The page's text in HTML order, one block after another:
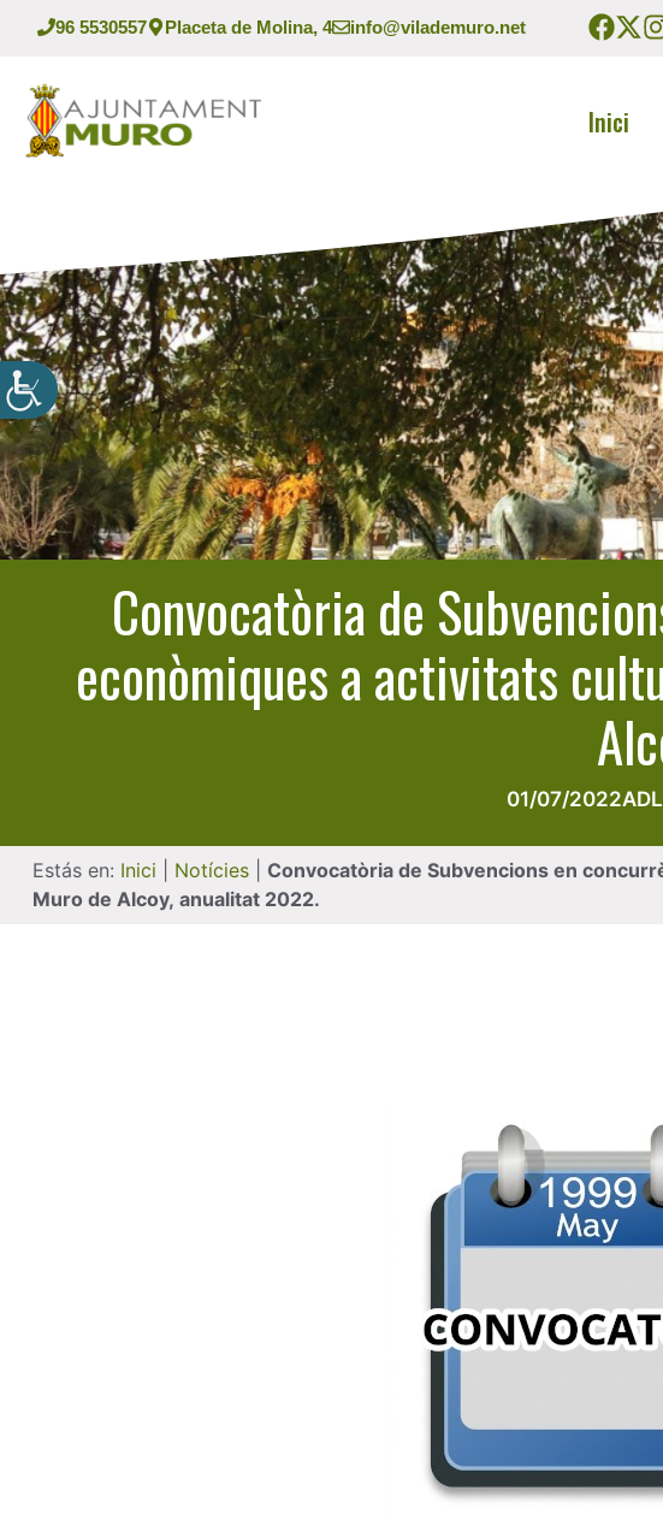
96 5530557 Placeta de Molina, 4 info@vilademuro.net
Inici
Convocatòria de
econòmiques a activitats
01/07/2022ADL
Estás en: Inici Notícies| Convocatòria de Subvencions en
Muro de Alcoy, anualitat 2022.